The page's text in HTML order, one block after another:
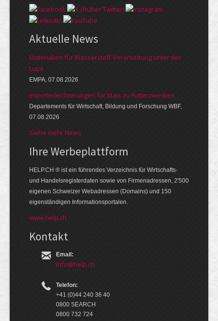
Aktuelle News
Materialien für Wasserstoff-Verarbeitung unter der
Lupe
EMPA, 07.08.2026
Importerleichterungen für Mais zu Futterzwecken
Departements für Wirtschaft, Bildung und Forschung WBF,
07.08.2026
Siehe mehr News
Ihre Werbe­platt­form
HELP.CH ® ist ein führendes Ver­zeich­nis für Wirt­schafts-
und Handels­register­daten so­wie von Firmen­adressen, 2'500
eige­nen Schweizer Web­adressen (Domains) und 150
eigen­ständigen Infor­mations­por­talen.
www.help.ch
Kontakt
Email:
info@help.ch
Telefon:
+41 (0)44 240 36 40
0800 SEARCH
0800 732 724